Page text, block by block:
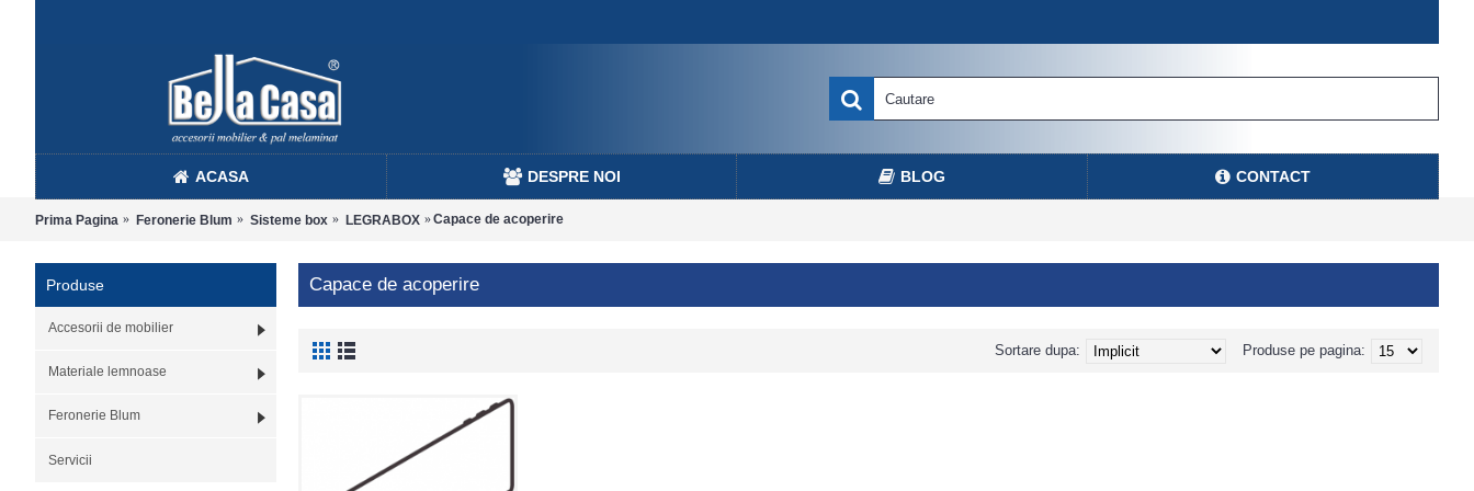
ACASA DESPRE NOI BLOG CONTACT
Prima Pagina Feronerie Blum Sisteme box LEGRABOX Capace de acoperire
Produse
Accesorii de mobilier
Materiale lemnoase
Feronerie Blum
Servicii
Capace de acoperire
Produse pe pagina:
Sortare dupa: